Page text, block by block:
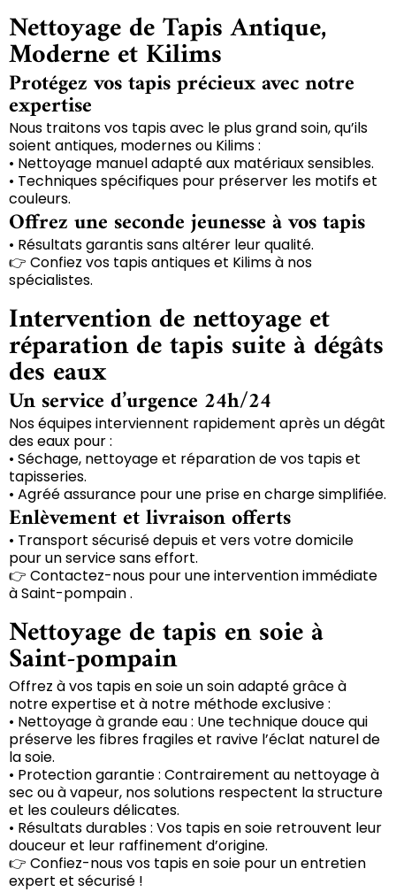
Nettoyage de Tapis Antique,
Moderne et Kilims
Protégez vos tapis précieux avec notre
expertise
Nous traitons vos tapis avec le plus grand soin, qu’ils
soient antiques, modernes ou Kilims :
• Nettoyage manuel adapté aux matériaux sensibles.
• Techniques spécifiques pour préserver les motifs et
couleurs.
Offrez une seconde jeunesse à vos tapis
• Résultats garantis sans altérer leur qualité.
👉 Confiez vos tapis antiques et Kilims à nos
spécialistes.
Intervention de nettoyage et
réparation de tapis suite à dégâts
des eaux
Un service d’urgence 24h/24
Nos équipes interviennent rapidement après un dégât
des eaux pour :
• Séchage, nettoyage et réparation de vos tapis et
tapisseries.
• Agréé assurance pour une prise en charge simplifiée.
Enlèvement et livraison offerts
• Transport sécurisé depuis et vers votre domicile
pour un service sans effort.
👉 Contactez-nous pour une intervention immédiate
à Saint-pompain .
Nettoyage de tapis en soie à
Saint-pompain
Offrez à vos tapis en soie un soin adapté grâce à
notre expertise et à notre méthode exclusive :
• Nettoyage à grande eau : Une technique douce qui
préserve les fibres fragiles et ravive l’éclat naturel de
la soie.
• Protection garantie : Contrairement au nettoyage à
sec ou à vapeur, nos solutions respectent la structure
et les couleurs délicates.
• Résultats durables : Vos tapis en soie retrouvent leur
douceur et leur raffinement d’origine.
👉 Confiez-nous vos tapis en soie pour un entretien
expert et sécurisé !